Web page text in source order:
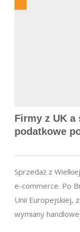
Firmy z UK a
podatkowe
Sprzedaż z
e-commerce. Po
Unii Europejskiej,
wymiany